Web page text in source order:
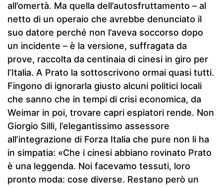
all’omertà. Ma quella dell’autosfruttamento – al
netto di un operaio che avrebbe denunciato il
suo datore perché non l’aveva soccorso dopo
un incidente – è la versione, suffragata da
prove, raccolta da centinaia di cinesi in giro per
l’Italia. A Prato la sottoscrivono ormai quasi tutti.
Fingono di ignorarla giusto alcuni politici locali
che sanno che in tempi di crisi economica, da
Weimar in poi, trovare capri espiatori rende. Non
Giorgio Silli, l’elegantissimo assessore
all’integrazione di Forza Italia che pure non li ha
in simpatia: «Che i cinesi abbiano rovinato Prato
è una leggenda. Noi facevamo tessuti, loro
pronto moda: cose diverse. Restano però un